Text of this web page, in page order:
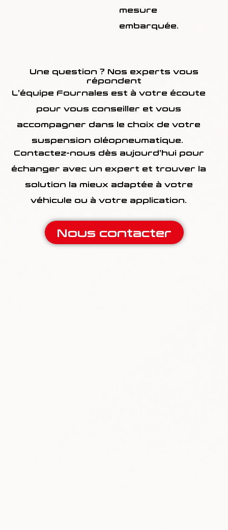
mesure
embarquée.
Une question ? Nos experts vous
répondent
L’équipe Fournales est à votre écoute
pour vous conseiller et vous
accompagner dans le choix de votre
suspension oléopneumatique.
Contactez-nous dès aujourd’hui pour
échanger avec un expert et trouver la
solution la mieux adaptée à votre
véhicule ou à votre application.
Nous contacter